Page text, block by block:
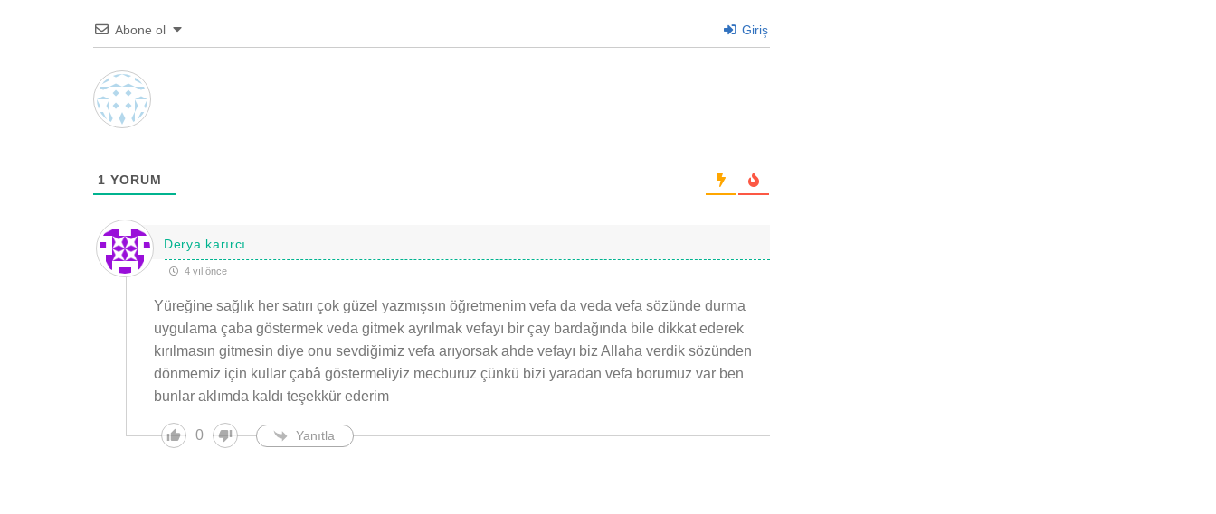
Abone ol Giriş
1 YORUM
Derya karırcı
4 yıl önce
Yüreğine sağlık her satırı çok güzel yazmışsın öğretmenim vefa da veda vefa sözünde durma
uygulama çaba göstermek veda gitmek ayrılmak vefayı bir çay bardağında bile dikkat ederek
kırılmasın gitmesin diye onu sevdiğimiz vefa arıyorsak ahde vefayı biz Allaha verdik sözünden
dönmemiz için kullar çabâ göstermeliyiz mecburuz çünkü bizi yaradan vefa borumuz var ben
bunlar aklımda kaldı teşekkür ederim
0 Yanıtla